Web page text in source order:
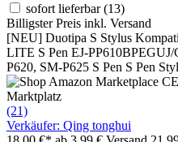
sofort lieferbar(13)
Billigster Preis inkl. Versand
[NEU] Duotipa S Stylus
LITE S Pen EJ-
P620, SM-P625 S Pen S Pen
Marktplatz
(21)
Verkäufer: Qing tonghui